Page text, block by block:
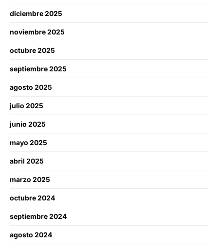
diciembre 2025
noviembre 2025
octubre 2025
septiembre 2025
agosto 2025
julio 2025
junio 2025
mayo 2025
abril 2025
marzo 2025
octubre 2024
septiembre 2024
agosto 2024